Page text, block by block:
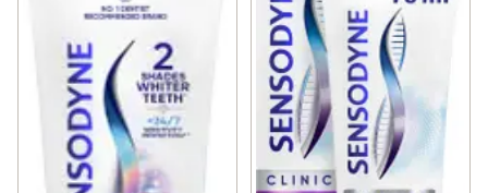
skyddande lager över de känsliga områderna på
tänderna. Borsta två gånger dagligen för långvarigt
skydd mot ilningar och karies.